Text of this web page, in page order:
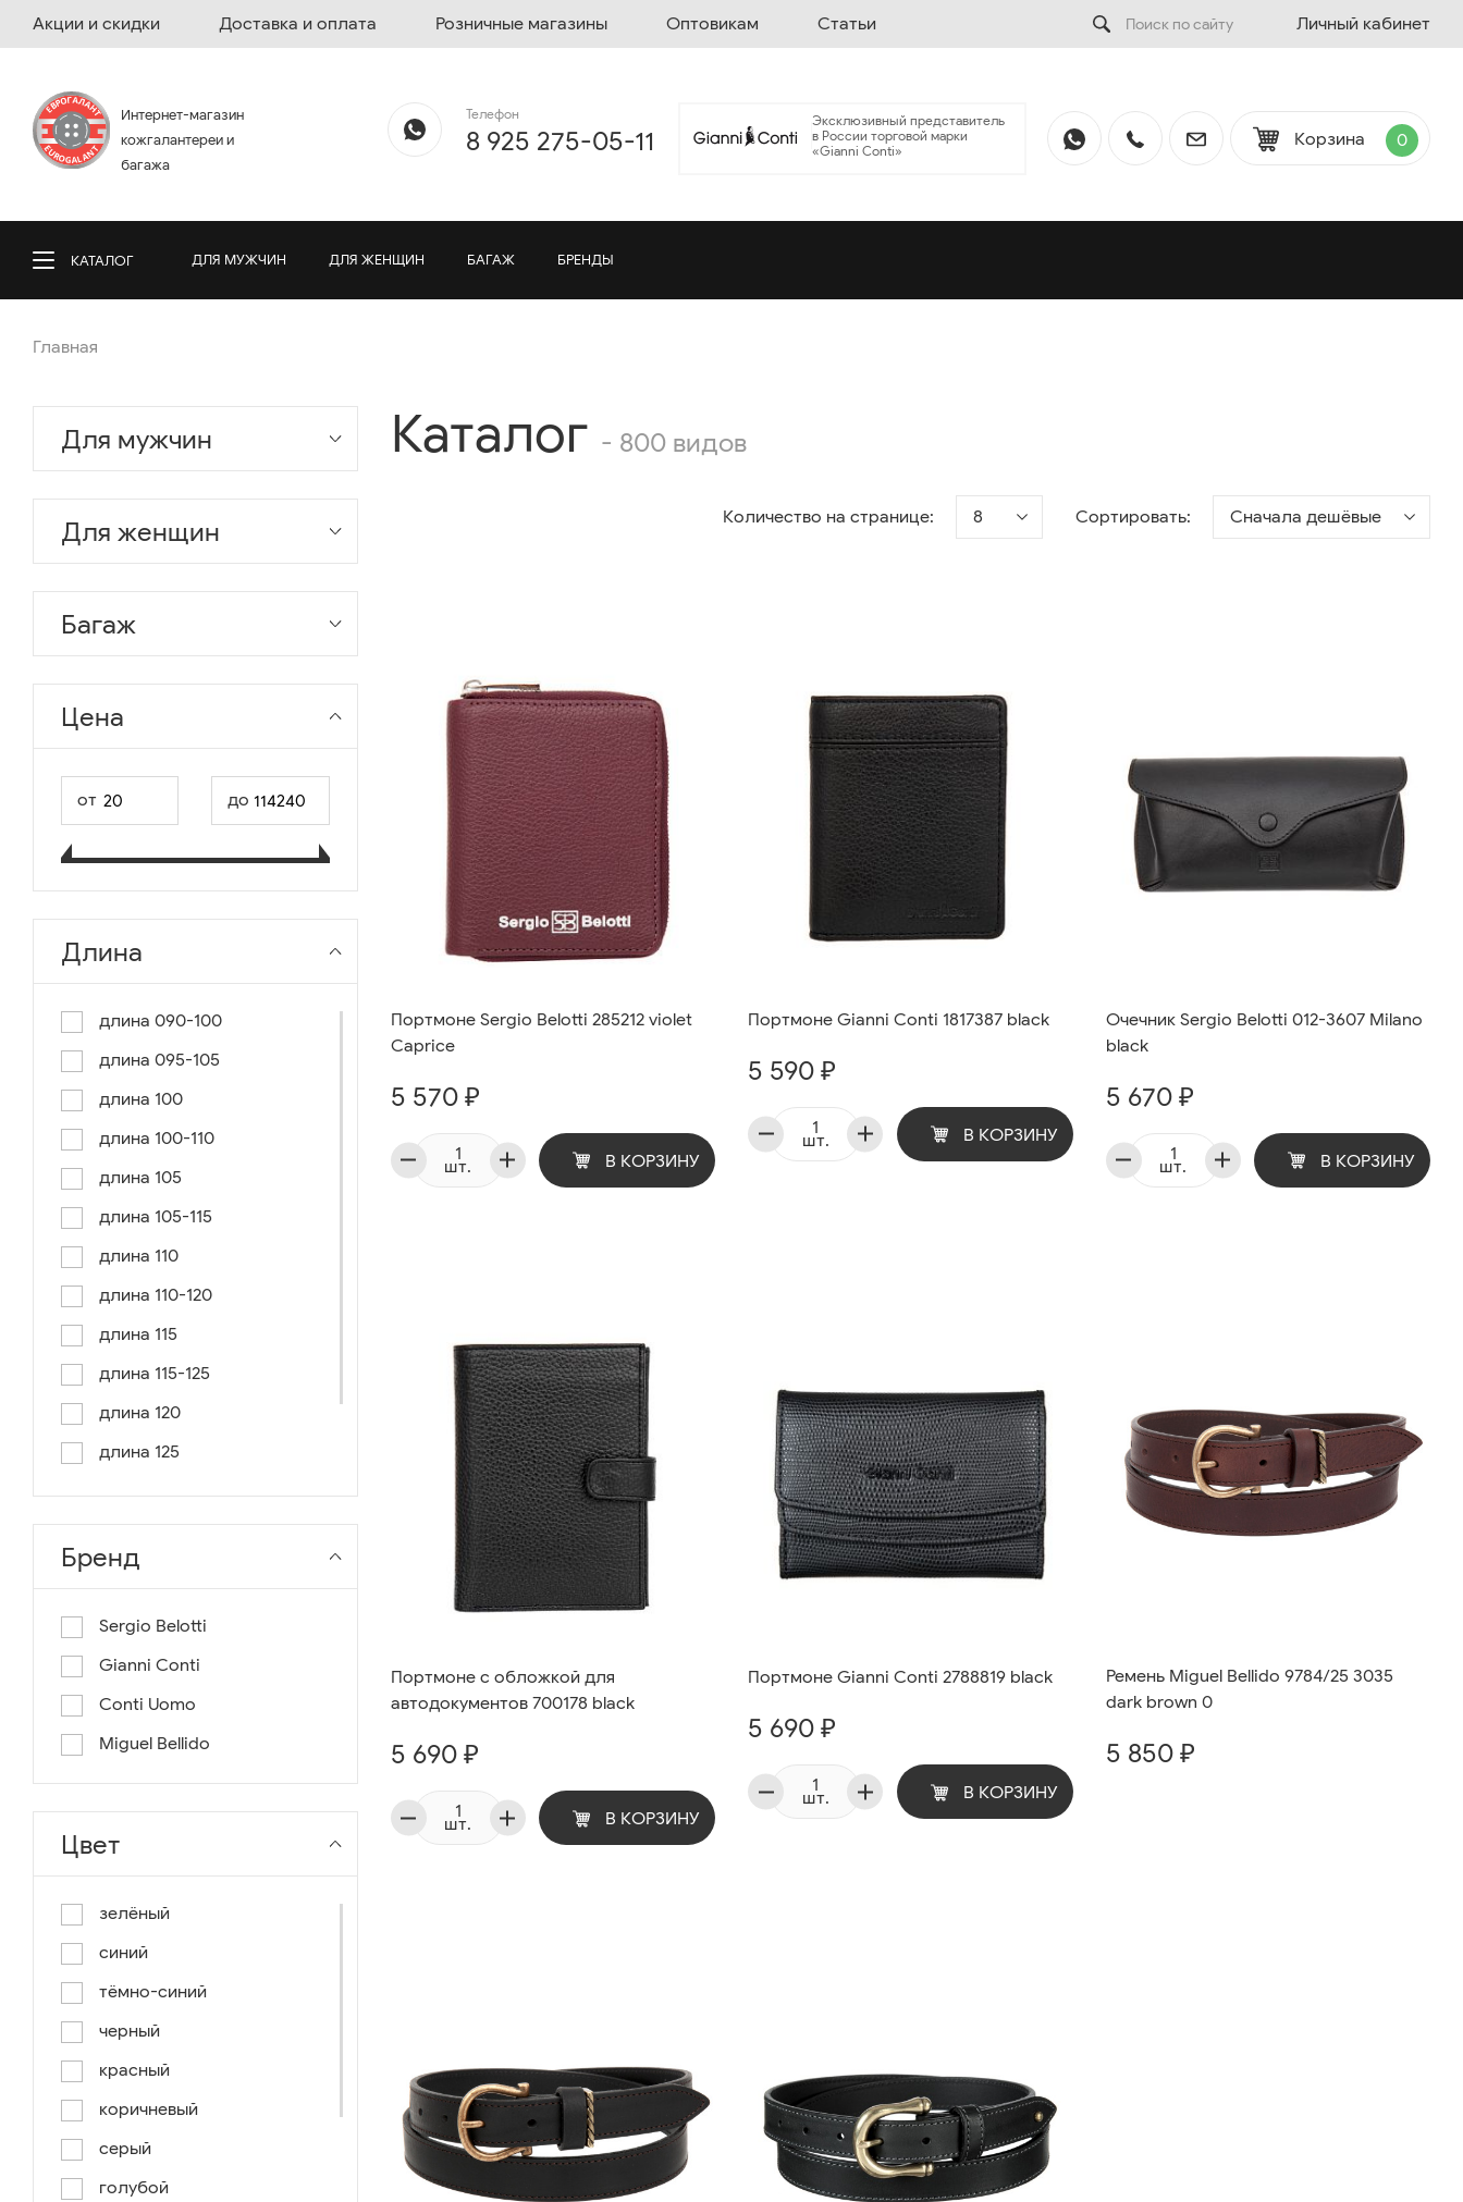
Акции и скидки Доставка и оплата Розничные магазины Оптовикам Статьи Личный кабинет
Интернет-магазин
кожгалантереи и
багажа
Телефон
8 925 275-05-11
Эксклюзивный представитель
в России торговой марки
«Gianni Conti»
Корзина 0
КАТАЛОГ ДЛЯ МУЖЧИН ДЛЯ ЖЕНЩИН БАГАЖ БРЕНДЫ
Главная
Для мужчин
Для женщин
Багаж
Цена
от до
Длина
длина 090-100
длина 095-105
длина 100
длина 100-110
длина 105
длина 105-115
длина 110
длина 110-120
длина 115
длина 115-125
длина 120
длина 125
длина 130
длина 135
Бренд
Sergio Belotti
Gianni Conti
Conti Uomo
Miguel Bellido
Цвет
зелёный
синий
тёмно-синий
черный
красный
коричневый
серый
голубой
Каталог - 800 видов
Количество на странице: 8 Сортировать: Сначала дешёвые
Портмоне Sergio Belotti 285212 violet
Caprice
5 570 ₽
шт. В КОРЗИНУ
Портмоне Gianni Conti 1817387 black
5 590 ₽
шт. В КОРЗИНУ
Очечник Sergio Belotti 012-3607 Milano
black
5 670 ₽
шт. В КОРЗИНУ
Портмоне с обложкой для
автодокументов 700178 black
5 690 ₽
шт. В КОРЗИНУ
Портмоне Gianni Conti 2788819 black
5 690 ₽
шт. В КОРЗИНУ
Ремень Miguel Bellido 9784/25 3035
dark brown 0
5 850 ₽